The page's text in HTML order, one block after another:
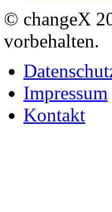
© changeX
vorbehalten.
Impressum
Kontakt